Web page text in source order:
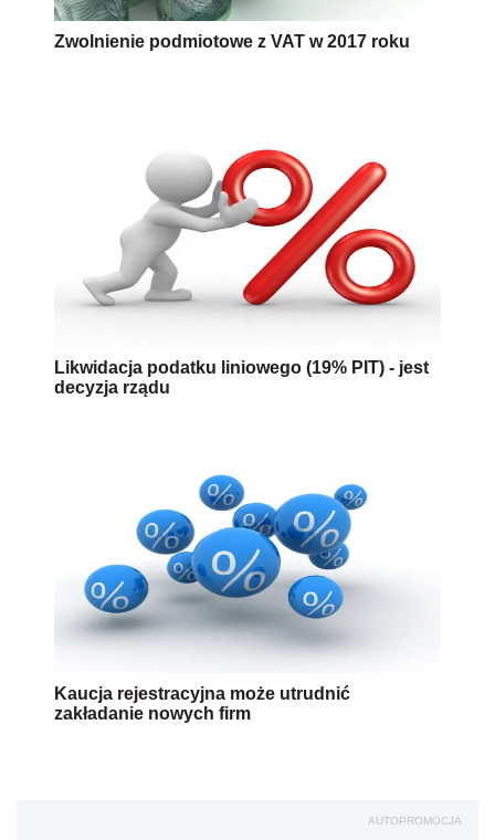
Zwolnienie podmiotowe z VAT w 2017 roku
Likwidacja podatku liniowego (19% PIT) - jest
decyzja rządu
Kaucja rejestracyjna może utrudnić
zakładanie nowych firm
AUTOPROMOCJA